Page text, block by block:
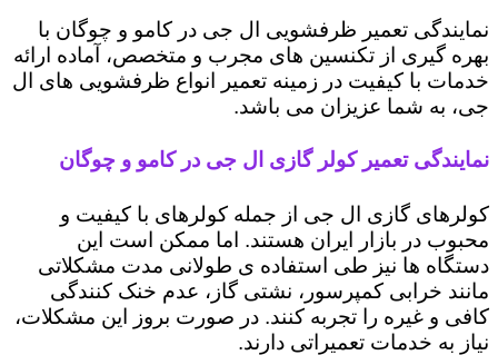
نمایندگی تعمیر ظرفشویی ال جی در کامو و چوگان با
بهره گیری از تکنسین های مجرب و متخصص، آماده ارائه
خدمات با کیفیت در زمینه تعمیر انواع ظرفشویی های ال
جی، به شما عزیزان می باشد.
نمایندگی تعمیر کولر گازی ال جی در کامو و چوگان
کولرهای گازی ال جی از جمله کولرهای با کیفیت و
محبوب در بازار ایران هستند. اما ممکن است این
دستگاه ها نیز طی استفاده ی طولانی مدت مشکلاتی
مانند خرابی کمپرسور، نشتی گاز، عدم خنک کنندگی
کافی و غیره را تجربه کنند. در صورت بروز این مشکلات،
نیاز به خدمات تعمیراتی دارند.